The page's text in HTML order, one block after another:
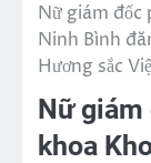
Nữ giám
Ninh Bình
Hương sắc
Nữ giám
khoa